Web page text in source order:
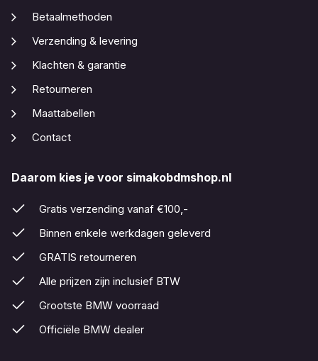
Betaalmethoden
Verzending & levering
Klachten & garantie
Retourneren
Maattabellen
Contact
Daarom kies je voor simakobdmshop.nl
Gratis verzending vanaf €100,-
Binnen enkele werkdagen geleverd
GRATIS retourneren
Alle prijzen zijn inclusief BTW
Grootste BMW voorraad
Officiële BMW dealer